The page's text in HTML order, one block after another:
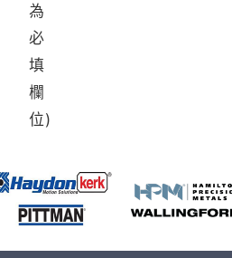
為
必
填
欄
位)